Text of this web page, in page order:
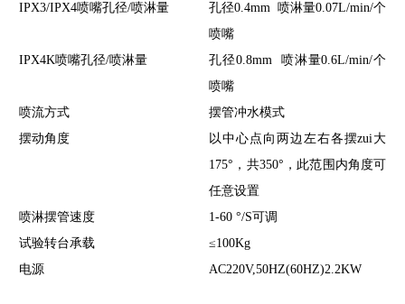
IPX3/IPX4喷嘴孔径/喷淋量
孔径0.4mm 喷淋量0.07L/min/个
喷嘴
IPX4K喷嘴孔径/喷淋量
孔径0.8mm 喷淋量0.6L/min/个
喷嘴
喷流方式
摆管冲水模式
摆动角度
以中心点向两边左右各摆zui大
175°，共350°，此范围内角度可
任意设置
喷淋摆管速度
1-60 °/S可调
试验转台承载
≤100Kg
电源
AC220V,50HZ(60HZ)2.2KW